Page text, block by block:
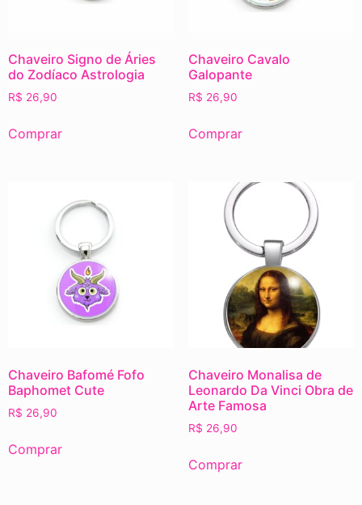
Chaveiro Signo de Áries
do Zodíaco Astrologia
R$ 26,90
Comprar
Chaveiro Cavalo
Galopante
R$ 26,90
Comprar
Chaveiro Bafomé Fofo
Baphomet Cute
R$ 26,90
Comprar
Chaveiro Monalisa de
Leonardo Da Vinci Obra de
Arte Famosa
R$ 26,90
Comprar